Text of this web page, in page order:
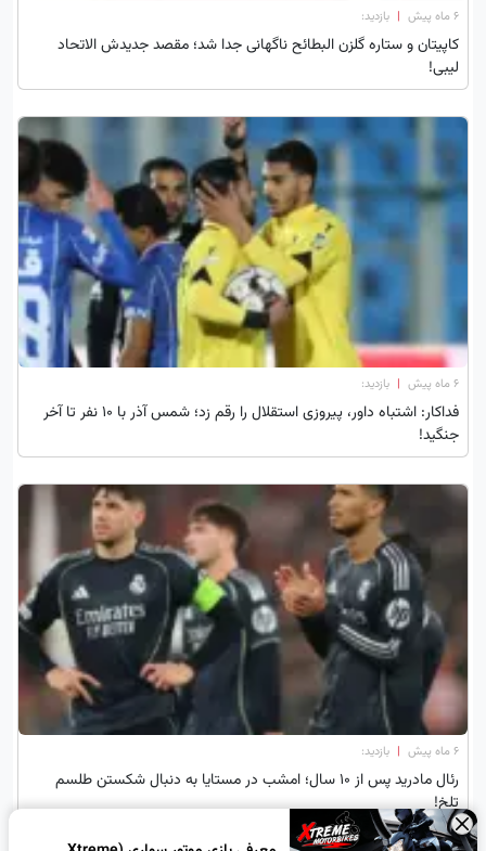
۶ ماه پیش | بازدید:
کاپیتان و ستاره گلزن البطائح ناگهانی جدا شد؛ مقصد جدیدش الاتحاد
لیبی!
۶ ماه پیش | بازدید:
فداکار: اشتباه داور، پیروزی استقلال را رقم زد؛ شمس آذر با 10 نفر تا آخر
جنگید!
۶ ماه پیش | بازدید:
رئال مادرید پس از ۱۰ سال؛ امشب در مستایا به دنبال شکستن طلسم
تلخ!
×